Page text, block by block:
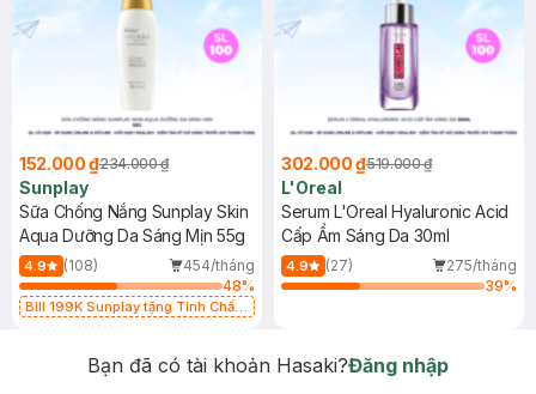
152.000 ₫234.000 ₫
Sunplay
Sữa Chống Nắng Sunplay Skin
Aqua Dưỡng Da Sáng Mịn 55g
4.9 (108)
454/tháng
48%
Bill 199K Sunplay tặng Tinh Chất
302.000 ₫519.000 ₫
L'Oreal
Serum L'Oreal Hyaluronic Acid
Cấp Ẩm Sáng Da 30ml
4.9 (27)
275/tháng
39%
Bạn đã có tài khoản Hasaki?Đăng nhập